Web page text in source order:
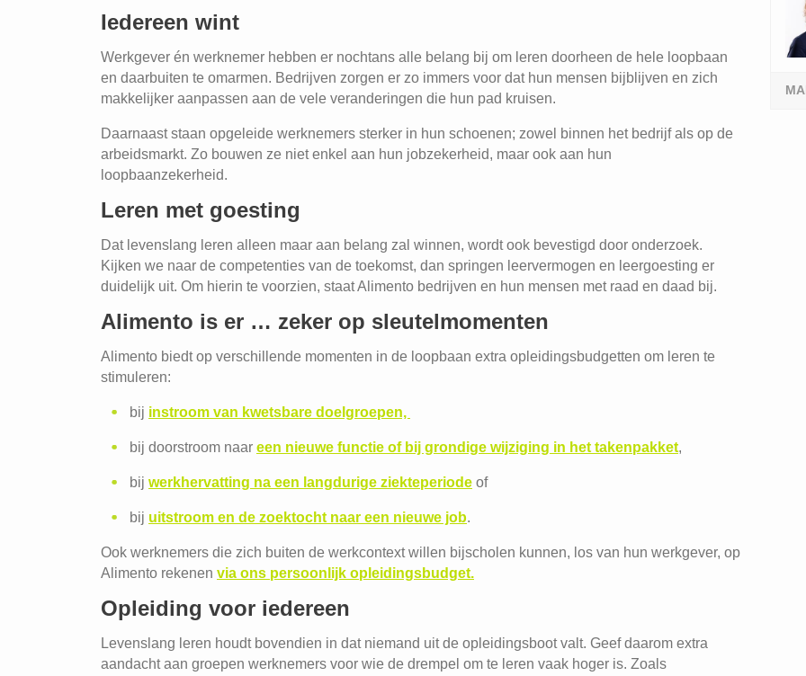
Iedereen wint
Werkgever én werknemer hebben er nochtans alle belang bij om leren doorheen de hele loopbaan
en daarbuiten te omarmen. Bedrijven zorgen er zo immers voor dat hun mensen bijblijven en zich
makkelijker aanpassen aan de vele veranderingen die hun pad kruisen.
Daarnaast staan opgeleide werknemers sterker in hun schoenen; zowel binnen het bedrijf als op de
arbeidsmarkt. Zo bouwen ze niet enkel aan hun jobzekerheid, maar ook aan hun
loopbaanzekerheid.
Leren met goesting
Dat levenslang leren alleen maar aan belang zal winnen, wordt ook bevestigd door onderzoek.
Kijken we naar de competenties van de toekomst, dan springen leervermogen en leergoesting er
duidelijk uit. Om hierin te voorzien, staat Alimento bedrijven en hun mensen met raad en daad bij.
Alimento is er … zeker op sleutelmomenten
Alimento biedt op verschillende momenten in de loopbaan extra opleidingsbudgetten om leren te
stimuleren:
bij instroom van kwetsbare doelgroepen,
bij doorstroom naar een nieuwe functie of bij grondige wijziging in het takenpakket,
bij werkhervatting na een langdurige ziekteperiode of
bij uitstroom en de zoektocht naar een nieuwe job.
Ook werknemers die zich buiten de werkcontext willen bijscholen kunnen, los van hun werkgever, op
Alimento rekenen via ons persoonlijk opleidingsbudget.
Opleiding voor iedereen
Levenslang leren houdt bovendien in dat niemand uit de opleidingsboot valt. Geef daarom extra
aandacht aan groepen werknemers voor wie de drempel om te leren vaak hoger is. Zoals